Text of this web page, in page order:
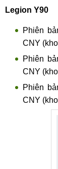
Legion Y90
Phiên
CNY
Phiên
CNY
Phiên
CNY